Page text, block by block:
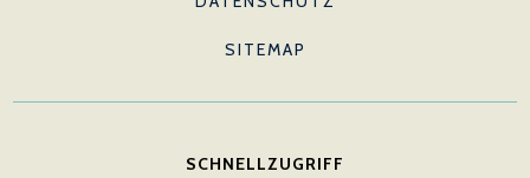
SITEMAP
SCHNELLZUGRIFF